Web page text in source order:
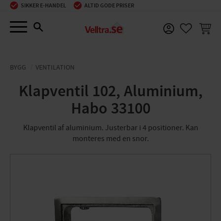
Menu
SIKKER E-HANDEL ALTID GODE PRISER
BYGG VENTILATION
Klapventil 102, Aluminium,
Habo 33100
Klapventil af aluminium. Justerbar i 4 positioner. Kan
monteres med en snor.